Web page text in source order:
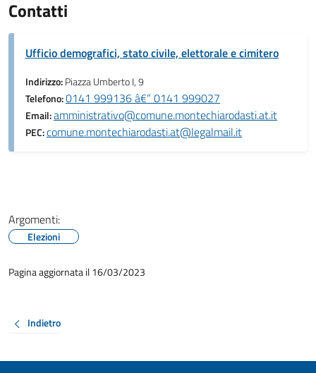
Contatti
Ufficio demografici, stato civile, elettorale e cimitero
Indirizzo:Piazza Umberto I, 9
Telefono:0141 999136 â€“ 0141 999027
Email:amministrativo@comune.montechiarodasti.at.it
PEC:comune.montechiarodasti.at@legalmail.it
Argomenti:
Elezioni
Pagina aggiornata il 16/03/2023
Indietro